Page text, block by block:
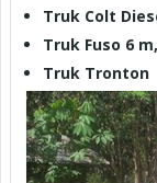
Truk Colt
Truk Fuso 6
Truk Tronton